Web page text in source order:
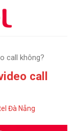
call không?
call
Đà Nẵng